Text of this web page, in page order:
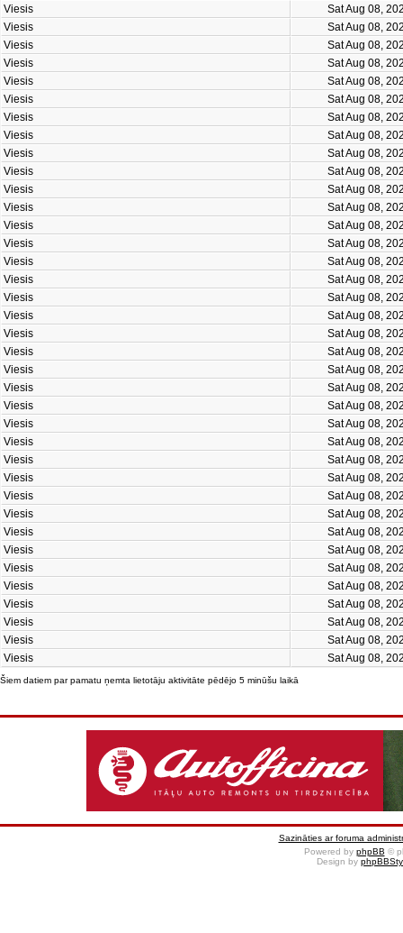
Viesis
Sat Aug 08,
Viesis
Sat Aug 08,
Viesis
Sat Aug 08,
Viesis
Sat Aug 08,
Viesis
Sat Aug 08,
Viesis
Sat Aug 08,
Viesis
Sat Aug 08,
Viesis
Sat Aug 08,
Viesis
Sat Aug 08,
Viesis
Sat Aug 08,
Viesis
Sat Aug 08,
Viesis
Sat Aug 08,
Viesis
Sat Aug 08,
Viesis
Sat Aug 08,
Viesis
Sat Aug 08,
Viesis
Sat Aug 08,
Viesis
Sat Aug 08,
Viesis
Sat Aug 08,
Viesis
Sat Aug 08,
Viesis
Sat Aug 08,
Viesis
Sat Aug 08,
Viesis
Sat Aug 08,
Viesis
Sat Aug 08,
Viesis
Sat Aug 08,
Viesis
Sat Aug 08,
Viesis
Sat Aug 08,
Viesis
Sat Aug 08,
Viesis
Sat Aug 08,
Viesis
Sat Aug 08,
Viesis
Sat Aug 08,
Viesis
Sat Aug 08,
Viesis
Sat Aug 08,
Viesis
Sat Aug 08,
Viesis
Sat Aug 08,
Viesis
Sat Aug 08,
Viesis
Sat Aug 08,
Viesis
Sat Aug 08,
Šiem datiem par pamatu ņemta lietotāju aktivitāte pēdējo 5 minūšu laikā
Sazināties ar foruma
Powered by phpBB ©
Design by